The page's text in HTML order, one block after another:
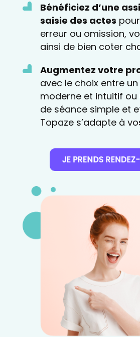
Bénéficiez d’une
saisie des actes
erreur ou omission,
ainsi de bien coter
Augmentez votre
avec le choix entre
moderne et intuitif
de séance simple et
Topaze s’adapte à